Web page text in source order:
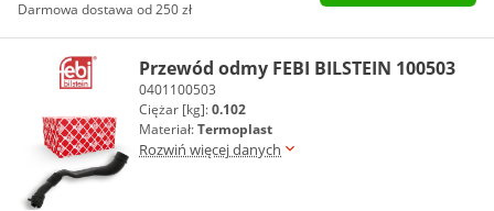
Darmowa dostawa od 250 zł
Przewód odmy FEBI BILSTEIN 100503
0401100503
Ciężar [kg]:0.102
Materiał:Termoplast
Rozwiń więcej danych